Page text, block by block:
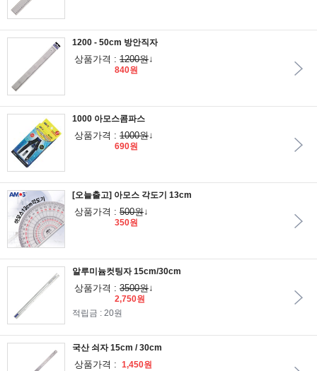
1200 - 50cm 방안직자
상품가격 : 1200원↓
840원
1000 아모스콤파스
상품가격 : 1000원↓
690원
[오늘출고] 아모스 각도기 13cm
상품가격 : 500원↓
350원
알루미늄컷팅자 15cm/30cm
상품가격 : 3500원↓
2,750원
적립금 : 20원
국산 쇠자 15cm / 30cm
상품가격 : 1,450원